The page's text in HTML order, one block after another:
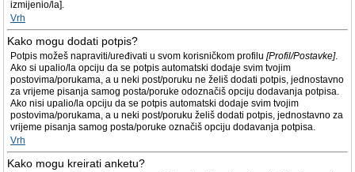
izmijenio/la].
Vrh
Kako mogu dodati potpis?
Potpis možeš napraviti/uređivati u svom korisničkom profilu [Profil/Postavke].
Ako si upalio/la opciju da se potpis automatski dodaje svim tvojim
postovima/porukama, a u neki post/poruku ne želiš dodati potpis, jednostavno
za vrijeme pisanja samog posta/poruke odoznačiš opciju dodavanja potpisa.
Ako nisi upalio/la opciju da se potpis automatski dodaje svim tvojim
postovima/porukama, a u neki post/poruku želiš dodati potpis, jednostavno za
vrijeme pisanja samog posta/poruke označiš opciju dodavanja potpisa.
Vrh
Kako mogu kreirati anketu?